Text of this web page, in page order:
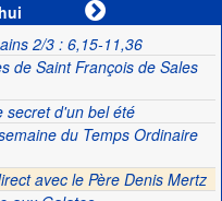
2/3 : 6,15-11,36
de Saint François de Sales
d'un bel été
du Temps Ordinaire
avec le Père Denis Mertz